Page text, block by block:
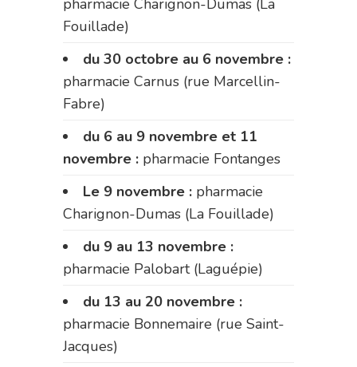
Fouillade)
du 30 octobre au 6 novembre :
pharmacie Carnus (rue Marcellin-
Fabre)
du 6 au 9 novembre et 11
novembre : pharmacie Fontanges
Le 9 novembre : pharmacie
Charignon-Dumas (La Fouillade)
du 9 au 13 novembre :
pharmacie Palobart (Laguépie)
du 13 au 20 novembre :
pharmacie Bonnemaire (rue Saint-
Jacques)